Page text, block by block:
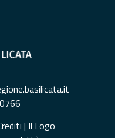
| Il Logo